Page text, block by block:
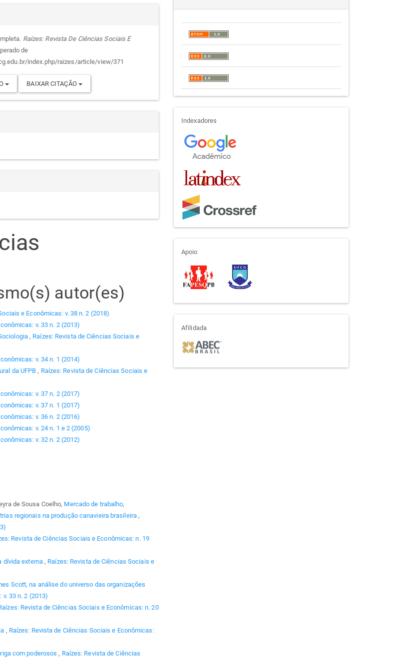
Raízes: Revista De Ciências Sociais E
de
index.php/raizes/article/view/371
BAIXAR CITAÇÃO
autor(es)
e Econômicas: v. 38 n. 2 (2018)
v. 33 n. 2 (2013)
, Raízes: Revista de Ciências Sociais e
v. 34 n. 1 (2014)
da UFPB, Raízes: Revista de Ciências Sociais e
v. 37 n. 2 (2017)
v. 37 n. 1 (2017)
v. 36 n. 2 (2016)
v. 24 n. 1 e 2 (2005)
v. 32 n. 2 (2012)
de Sousa Coelho, Mercado de trabalho,
regionais na produção canavieira brasileira,
Revista de Ciências Sociais e Econômicas: n. 19
dívida externa, Raízes: Revista de Ciências Sociais e
Scott, na análise do universo das organizações
33 n. 2 (2013)
Revista de Ciências Sociais e Econômicas: n. 20
, Raízes: Revista de Ciências Sociais e Econômicas:
com poderosos, Raízes: Revista de Ciências
indexadores
Indexadores
apoio
Apoio
afiliada
Afilidada